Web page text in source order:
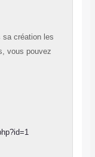
depuis sa création les
politiques, vous pouvez
:
tem1.php?id=1